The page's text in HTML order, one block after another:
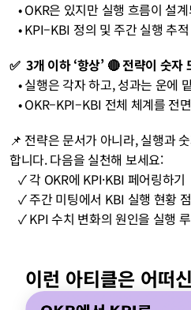
• OKR은 있지만 실행 흐름이 설
• KPI–KBI 정의 및 주간 실행
✅  3개 이하 ‘항상’ 🔴 전략이 숫
• 실행은 각자 하고, 성과는 운
• OKR–KPI–KBI 전체 체계를 전
📌 전략은 문서가 아니라, 실행과
합니다. 다음을 실천해 보세요:
   ✓ 각 OKR에 KPI·KBI 페어링하기
✓ 주간 미팅에서 KBI 실행 현황
✓ KPI 수치 변화의 원인을 실행
이런 아티클은 어떠